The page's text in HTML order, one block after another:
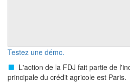
Testez une démo.
L'action de la FDJ fait partie de
principale du crédit agricole est Paris.